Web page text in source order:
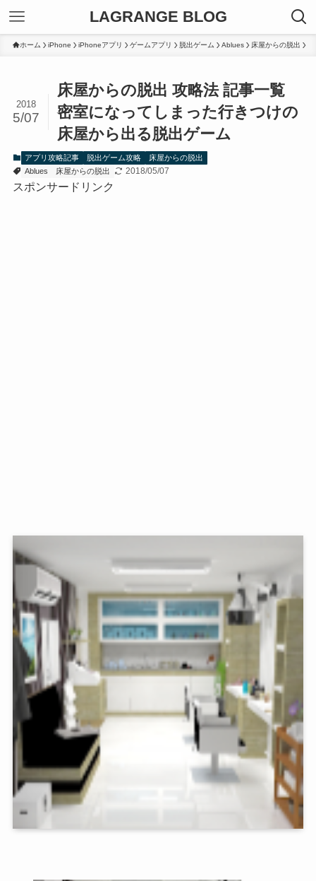
LAGRANGE BLOG
ホーム iPhone iPhoneアプリ ゲームアプリ 脱出ゲーム Ablues 床屋からの脱出
床屋からの脱出 攻略法 記事一覧
密室になってしまった行きつけの
床屋から出る脱出ゲーム
2018
5/07
アプリ攻略記事 脱出ゲーム攻略
床屋からの脱出
Ablues
床屋からの脱出 2018/05/07
スポンサードリンク